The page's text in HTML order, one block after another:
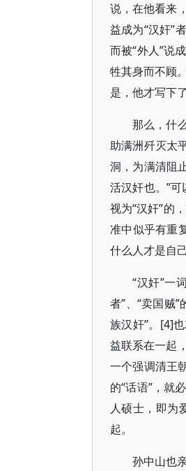
说，在他看来
益成为“汉奸”
而被“外人”说
牲其身而不顾
是，他才写下
那么，什
助满洲歼灭太
洞，为满清阻
活汉奸也。”可
视为“汉奸”的
准中似乎有重
什么人才是自
“汉奸”一
者”、“卖国贼
族汉奸”。[4]
益联系在一起
一个强调清王
的“话语”，就
人硕士，即为
起。
孙中山也